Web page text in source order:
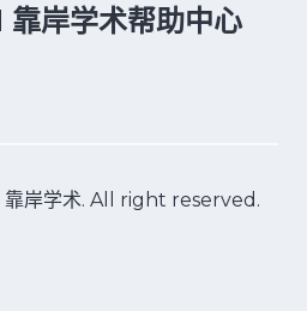
岸学术帮助中心
岸学术. All right reserved.